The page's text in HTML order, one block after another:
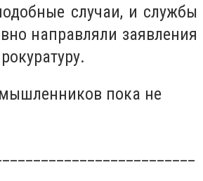
случаи, и службы
направляли заявления
пока не